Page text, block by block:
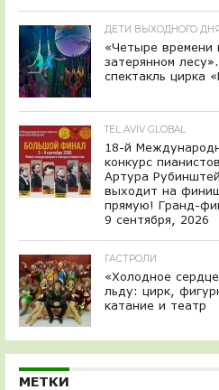
ДЕТИ ВЫХОДНОГО
«Четыре времени
затерянном
спектакль цирка
TEL AVIV GLOBAL
18-й
конкурс
Артура
выходит на
прямую! Гранд-
9 сентября, 2026
ГАСТРОЛИ
«Холодное
льду: цирк,
катание и театр
МЕТКИ